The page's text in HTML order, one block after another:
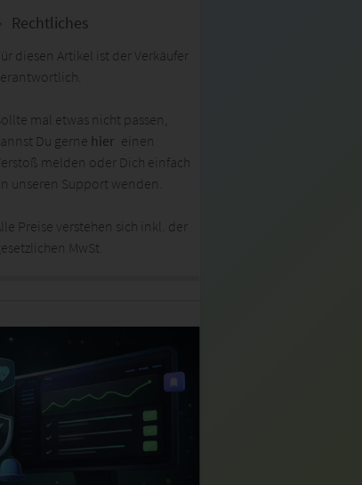
Rechtliches
diesen Artikel ist der Verkäufer
mal etwas nicht passen,
Du gerne hier einen
melden oder Dich einfach
unseren Support wenden.
Preise verstehen sich inkl. der
MwSt.